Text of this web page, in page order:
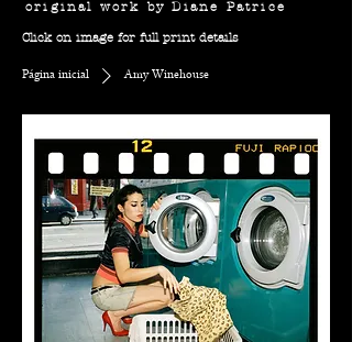
original work by Diane Patrice
Click on image for full print details
Página inicial Amy Winehouse